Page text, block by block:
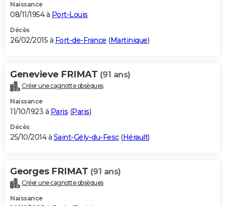
Naissance
08/11/1954 à Port-Louis
Décès
26/02/2015 à Fort-de-France (Martinique)
Genevieve FRIMAT (91 ans)
Créer une cagnotte obsèques
Naissance
11/10/1923 à Paris (Paris)
Décès
25/10/2014 à Saint-Gély-du-Fesc(Hérault)
Georges FRIMAT (91 ans)
Créer une cagnotte obsèques
Naissance